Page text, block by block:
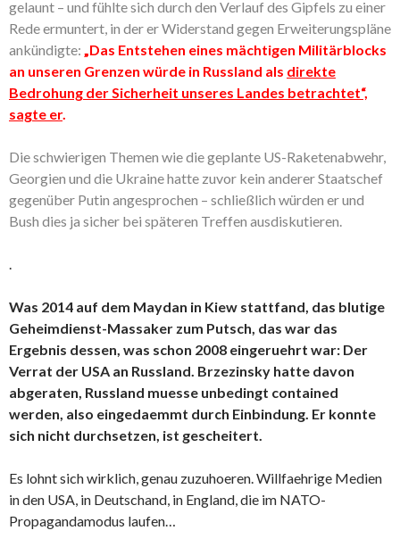
gelaunt – und fühlte sich durch den Verlauf des Gipfels zu einer
Rede ermuntert, in der er Widerstand gegen Erweiterungspläne
ankündigte: „Das Entstehen eines mächtigen Militärblocks
an unseren Grenzen würde in Russland als direkte
Bedrohung der Sicherheit unseres Landes betrachtet“,
sagte er.
Die schwierigen Themen wie die geplante US-Raketenabwehr,
Georgien und die Ukraine hatte zuvor kein anderer Staatschef
gegenüber Putin angesprochen – schließlich würden er und
Bush dies ja sicher bei späteren Treffen ausdiskutieren.
.
Was 2014 auf dem Maydan in Kiew stattfand, das blutige
Geheimdienst-Massaker zum Putsch, das war das
Ergebnis dessen, was schon 2008 eingeruehrt war: Der
Verrat der USA an Russland. Brzezinsky hatte davon
abgeraten, Russland muesse unbedingt contained
werden, also eingedaemmt durch Einbindung. Er konnte
sich nicht durchsetzen, ist gescheitert.
Es lohnt sich wirklich, genau zuzuhoeren. Willfaehrige Medien
in den USA, in Deutschand, in England, die im NATO-
Propagandamodus laufen…